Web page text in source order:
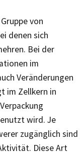
von
denen sich
Bei der
im
Veränderungen
im Zellkern in
wird. Je
zugänglich sind
Diese Art